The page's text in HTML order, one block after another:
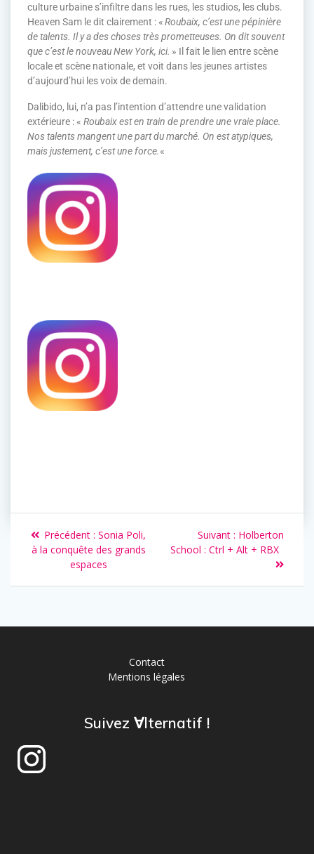
culture urbaine s’infiltre dans les rues, les studios, les clubs.
Heaven Sam le dit clairement : «Roubaix, c’est une pépinière
de talents. Il y a des choses très prometteuses. On dit souvent
que c’est le nouveau New York, ici. » Il fait le lien entre scène
locale et scène nationale, et voit dans les jeunes artistes
d’aujourd’hui les voix de demain.
Dalibido, lui, n’a pas l’intention d’attendre une validation
extérieure : « Roubaix est en train de prendre une vraie place.
Nos talents mangent une part du marché. On est atypiques,
mais justement, c’est une force.«
Précédent : Sonia Poli,
à la conquête des grands
espaces
Suivant : Holberton
School : Ctrl + Alt + RBX
Contact
Mentions légales
Suivez ∀lternatif !